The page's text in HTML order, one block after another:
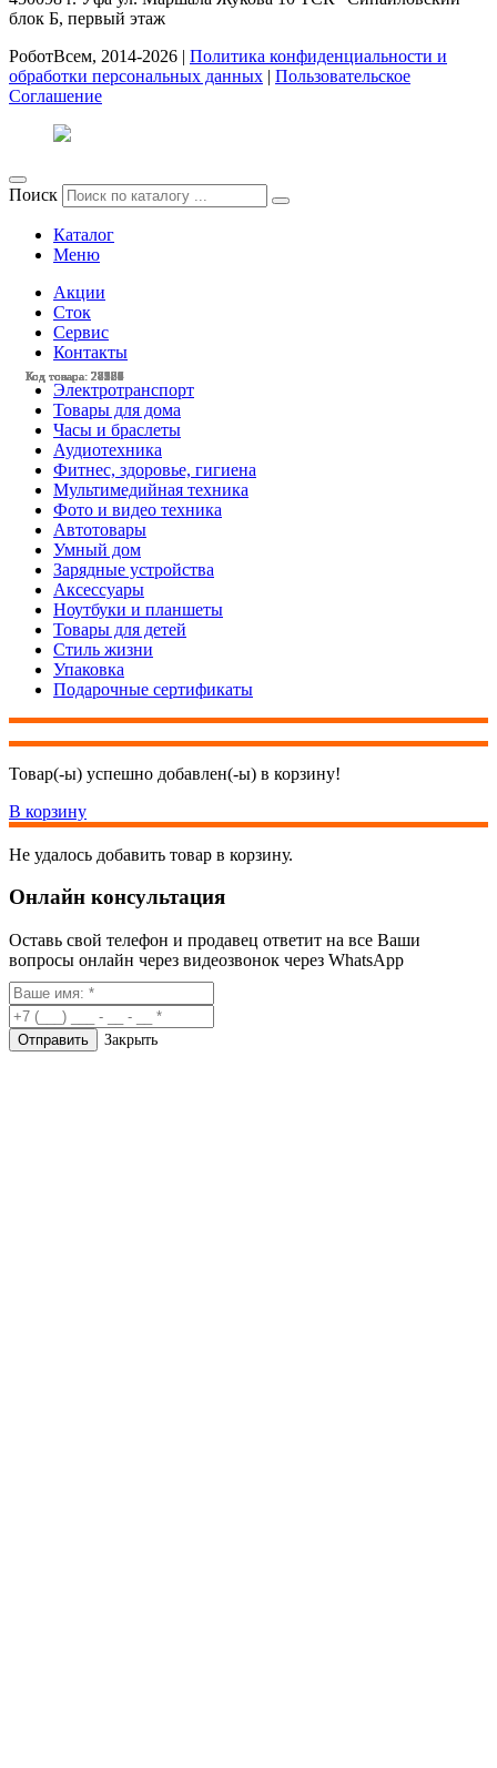
Код товара: 28584
Код товара: 28565
Код товара: 28359
Код товара: 28331
Код товара: 28257
Код товара: 28236
Код товара: 28120
Код товара: 27984
Код товара: 27657
Код товара: 27165
Код товара: 24128
Код товара: 28579
блок Б, первый этаж
РоботВсем, 2014-2026 | Политика конфиденциальности и
обработки персональных данных | Пользовательское
Соглашение
Поиск
Каталог
Меню
Акции
Сток
Сервис
Контакты
Электротранспорт
Товары для дома
Часы и браслеты
Аудиотехника
Фитнес, здоровье, гигиена
Мультимедийная техника
Фото и видео техника
Автотовары
Умный дом
Зарядные устройства
Аксессуары
Ноутбуки и планшеты
Товары для детей
Стиль жизни
Упаковка
Подарочные сертификаты
Товар(-ы) успешно добавлен(-ы) в корзину!
В корзину
Не удалось добавить товар в корзину.
Онлайн консультация
Оставь свой телефон и продавец ответит на все Ваши
вопросы онлайн через видеозвонок через WhatsApp
Закрыть